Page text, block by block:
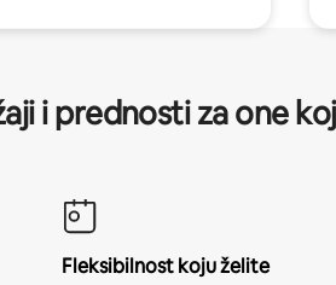
i prednosti za one
Fleksibilnost koju želite